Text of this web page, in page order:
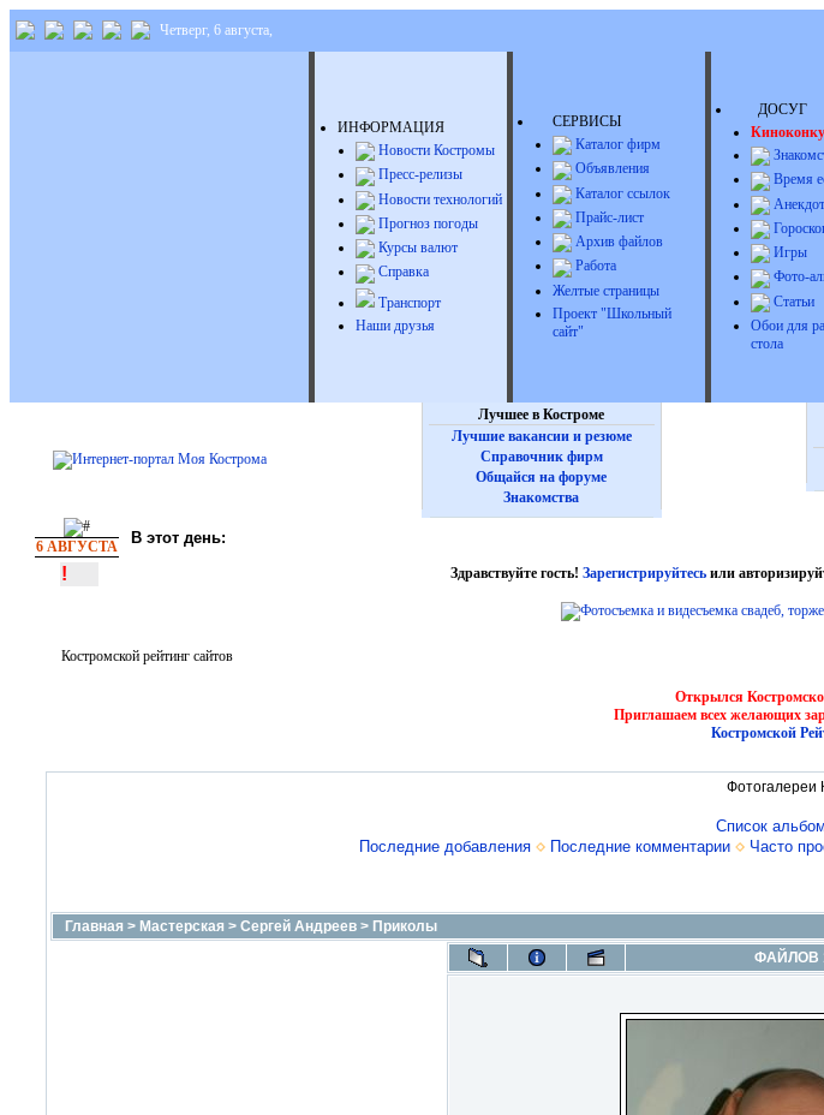
Четверг, 6 августа,
ИНФОРМАЦИЯ
Новости Костромы
Пресс-релизы
Новости технологий
Прогноз погоды
Курсы валют
Справка
Транспорт
Наши друзья
СЕРВИСЫ
Каталог фирм
Объявления
Каталог ссылок
Прайс-лист
Архив файлов
Работа
Желтые страницы
Проект "Школьный
сайт"
ДОСУГ
Время
Игры
Фото-
Статьи
Обои для
стола
Лучшее в Костроме
Лучшие вакансии и резюме
Справочник фирм
Общайся на форуме
Знакомства
6 АВГУСТА В этот день:
! Здравствуйте гость! Зарегистрируйтесьили
Костромской рейтинг сайтов
Открылся
Приглашаем всех желающих
Костромской
Фотогалереи
Список
Последние добавления
Последние комментарии Часто
Главная > Мастерская > Сергей Андреев > Приколы
ФАЙЛОВ